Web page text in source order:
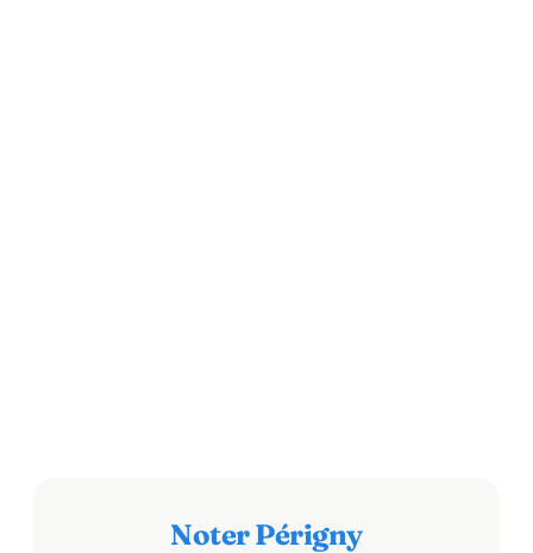
Noter Périgny